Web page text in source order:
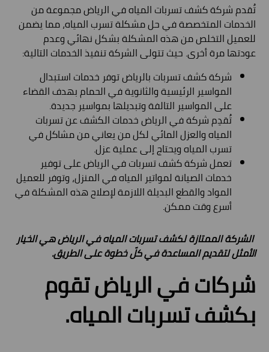
تُقدم شركة كشف تسربات المياه في الرياض مجموعة من
الخدمات المتخصصة في حل مشكلة تسرب المياه، مما يضمن
للعميل التخلص من هذه المشكلة بشكل نهائي وعدم
عودتها مرة أخرى. حيث تتولى الشركة تنفيذ الخدمات التالية:
شركة كشف تسربات بالرياض توفر خدمات استبدال
المواسير الرئيسية والثانوية في الحمام بهدف القضاء
على المواسير التالفة وتبديلها بمواسير جديدة.
تُقدِم شركة في الرياض خدمات الكشف عن تسربات
المياه والعزل المائي لكل من يعاني من مشاكل في
تسرب المياه ويحتاج إلى عملية عزل.
تعمل شركة كشف تسربات في الرياض على توفير
خدمات الصيانة لمواتير المياه في المنزل، وتوفر للعميل
المواد والقطع البديلة اللازمة لإصلاح هذه المشكلة في
أسرع وقت ممكن.
الشركة الممتازة لكشف تسربات المياه في الرياض هي الخيار
الأمثل لتقديم المساعدة في كلّ خطوة على الطريق.
شركات في الرياض تقوم
بكشف تسربات المياه.